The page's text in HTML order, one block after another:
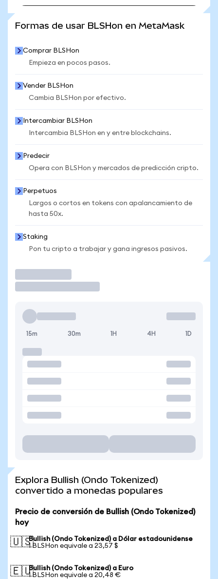
Formas de usar BLSHon en MetaMask
Comprar BLSHon
Empieza en pocos pasos.
Vender BLSHon
Cambia BLSHon por efectivo.
Intercambiar BLSHon
Intercambia BLSHon en y entre blockchains.
Predecir
Opera con BLSHon y mercados de predicción cripto.
Perpetuos
Largos o cortos en tokens con apalancamiento de
hasta 50x.
Staking
Pon tu cripto a trabajar y gana ingresos pasivos.
15m 30m 1H 4H 1D
Explora Bullish (Ondo Tokenized)
convertido a monedas populares
Precio de conversión de Bullish (Ondo Tokenized)
hoy
🇺🇸Bullish (Ondo Tokenized) a Dólar estadounidense
1 BLSHon equivale a 23,57 $
🇪🇺Bullish (Ondo Tokenized) a Euro
1 BLSHon equivale a 20,48 €